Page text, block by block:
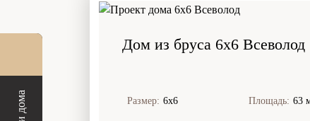
Дом из бруса 6x6 Всеволод
Размер: 6х6 Площадь: 63